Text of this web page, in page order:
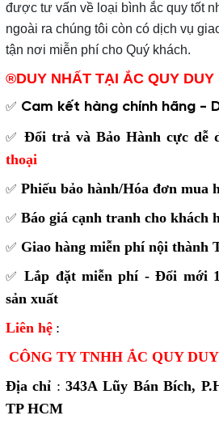
được tư vấn về loại bình ắc quy tốt
ngoài ra chúng tôi còn có dịch vụ
tận nơi miễn phí cho Quý khách.
®DUY NHẤT TẠI ẮC QUY DUY
✅ Cam kết hàng chính hãng -
✅ Đổi trả và Bảo Hành cực dễ
thoại
✅ Phiếu bảo hành/Hóa đơn mua
✅ Báo giá cạnh tranh cho khách
✅ Giao hàng miễn phí nội thành
✅ Lắp đặt miễn phí - Đổi mới
sản xuất
Liên hệ :
CÔNG TY TNHH ẮC QUY
Địa chỉ :343A Lũy Bán Bích,
TP HCM